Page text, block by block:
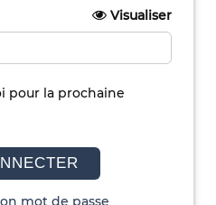
Visualiser
pour la prochaine
mot de passe